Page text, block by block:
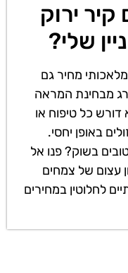
ירוק
שלי?
מחיר גם
מבחינת המראה
דורש כל טיפוח או
באופן יחסי.
בשוק? פנו אל
מגוון עצום של צמחים
לחלוטין במחירים